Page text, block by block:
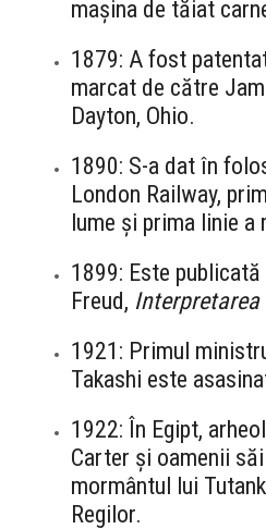
mașina de tăiat
1879: A fost
marcat de către
Dayton, Ohio.
1890: S-a dat în
London Railway,
lume și prima linie a
1899: Este
Freud, Interpretarea
1921: Primul
Takashi este
1922: În Egipt,
Carter și oamenii
mormântul lui
Regilor.